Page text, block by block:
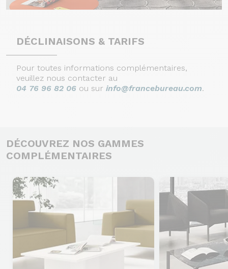
DÉCLINAISONS & TARIFS
Pour toutes informations complémentaires,
veuillez nous contacter au
04 76 96 82 06 ou sur info@francebureau.com.
DÉCOUVREZ NOS GAMMES
COMPLÉMENTAIRES